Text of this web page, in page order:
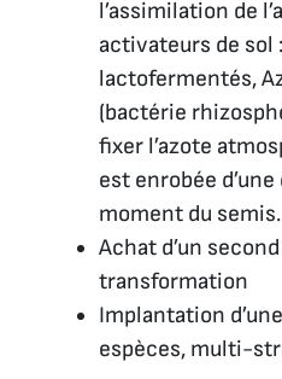
l’assimilation de
activateurs de sol
lactofermentés,
(bactérie
fixer l’azote
est enrobée
moment du semis.
Achat d’un
transformation
Implantation
espèces, multi-